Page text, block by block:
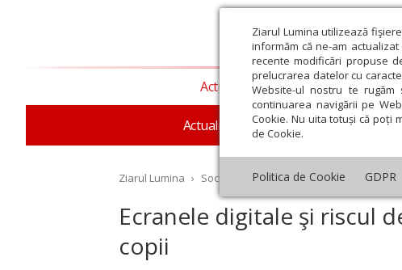
Ziarul Lumina utilizează
informăm că ne-am
recente modificări propuse
prelucrarea datelor cu
Website-ul nostru te
continuarea navigării pe
Cookie. Nu uita totuși că poți
de Cookie.
Politica de Cookie GDPR
Actualitate religioasă
Actualitate socială Sănătate
Ziarul Lumina › Societate › Sănătate › Ecranele
Ecranele digitale şi riscul
copii
Octombrie